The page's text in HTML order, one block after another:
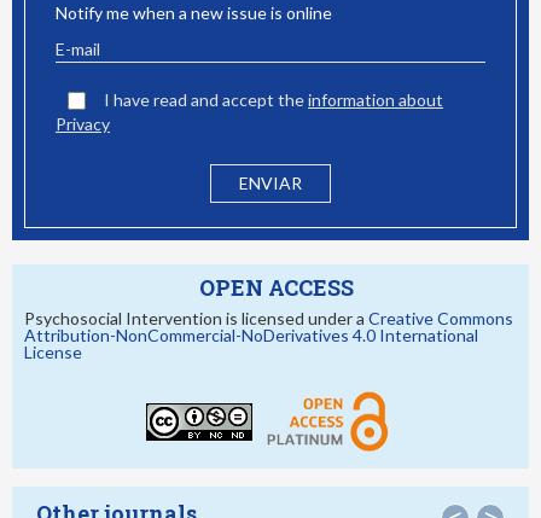
Notify me when a new issue is online
I have read and accept theinformation about
Privacy
OPEN ACCESS
Psychosocial Intervention is licensed under a Creative Commons
Attribution-NonCommercial-NoDerivatives 4.0 International
License